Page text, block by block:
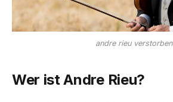
andre rieu verstorben
Wer ist Andre Rieu?